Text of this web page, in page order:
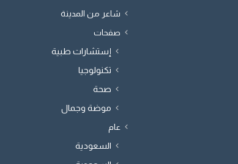
شاعر من المدينة
صفحات
إستشارات طبية
تكنولوجيا
صحة
موضة وجمال
عام
السعودية